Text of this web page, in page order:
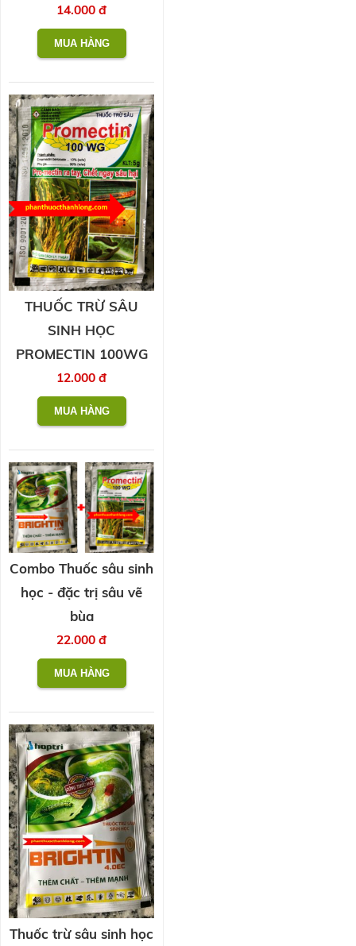
14.000 đ
THUỐC TRỪ SÂU
SINH HỌC
PROMECTIN 100WG
12.000 đ
Combo Thuốc sâu sinh
học - đặc trị sâu vẽ
bùa
22.000 đ
Thuốc trừ sâu sinh học